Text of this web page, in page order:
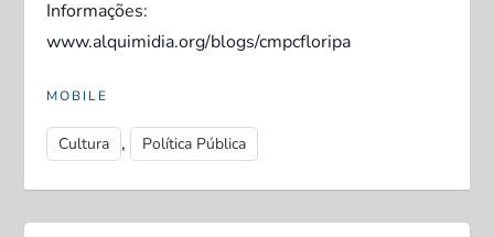
Informações:
www.alquimidia.org/blogs/cmpcfloripa
MOBILE
Cultura , Política Pública